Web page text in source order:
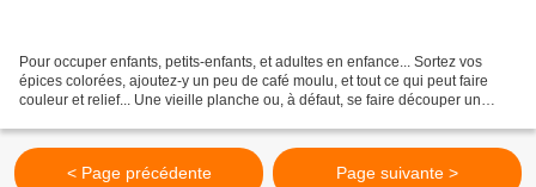
Pour occuper enfants, petits-enfants, et adultes en enfance... Sortez vos
épices colorées, ajoutez-y un peu de café moulu, et tout ce qui peut faire
couleur et relief... Une vieille planche ou, à défaut, se faire découper un
< Page précédente Page suivante >